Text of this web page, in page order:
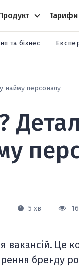
Тарифи
та бізнес
найму персоналу
5 хв
вакансій. Це
бренду